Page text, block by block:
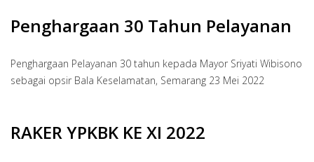
Penghargaan 30 Tahun Pelayanan
Penghargaan Pelayanan 30 tahun kepada Mayor Sriyati Wibisono
sebagai opsir Bala Keselamatan, Semarang 23 Mei 2022
RAKER YPKBK KE XI 2022